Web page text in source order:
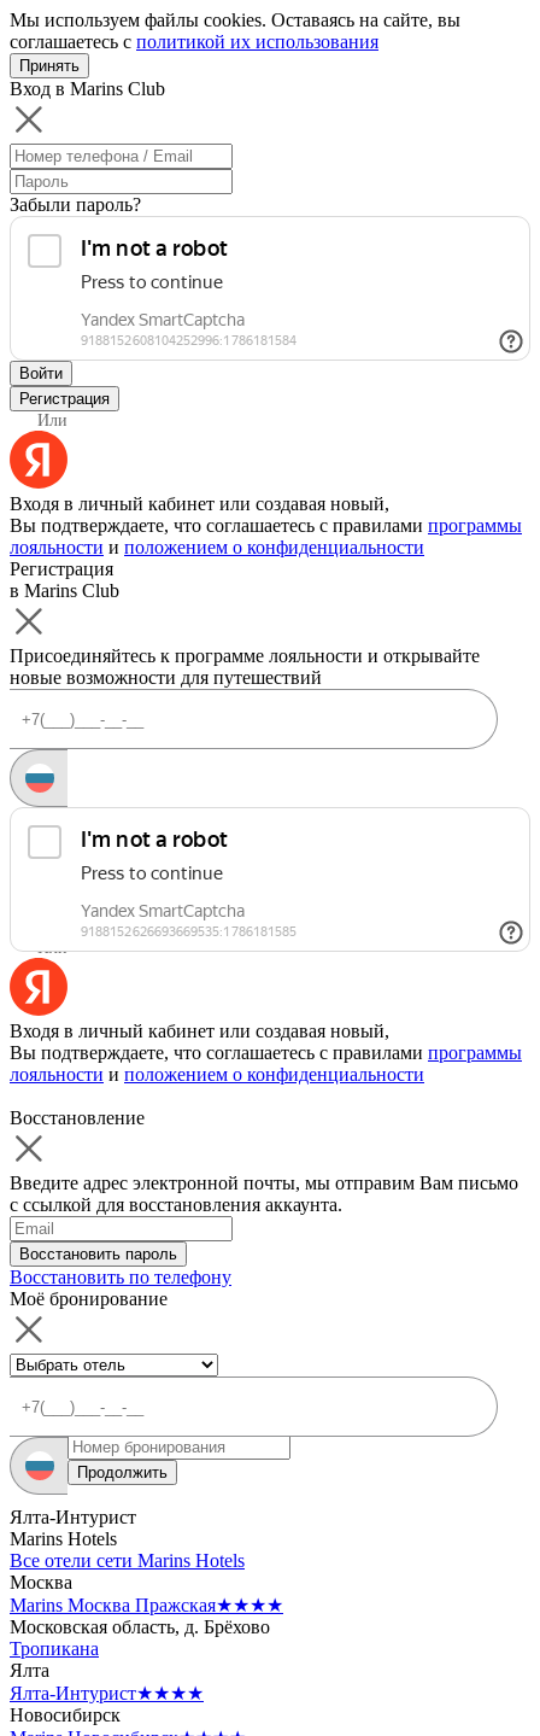
Мы используем файлы cookies. Оставаясь на сайте, вы
соглашаетесь с политикой их использования
Принять
Вход в Marins Club
Забыли пароль?
Войти
Регистрация
Или
Входя в личный кабинет или создавая новый,
Вы подтверждаете, что соглашаетесь с правилами программы
лояльности и положением о конфиденциальности
Регистрация
в Marins Club
Присоединяйтесь к программе лояльности и открывайте
новые возможности для путешествий
Запросить код
Уже есть аккаунт?Войти
Или
Входя в личный кабинет или создавая новый,
Вы подтверждаете, что соглашаетесь с правилами программы
лояльности и положением о конфиденциальности
Восстановление
Введите адрес электронной почты, мы отправим Вам письмо
с ссылкой для восстановления аккаунта.
Восстановить пароль
Восстановить по телефону
Моё бронирование
Продолжить
Ялта-Интурист
Marins Hotels
Все отели сети Marins Hotels
Москва
Marins Москва Пражская★★★★
Московская область, д. Брёхово
Тропикана
Ялта
Ялта-Интурист★★★★
Новосибирск